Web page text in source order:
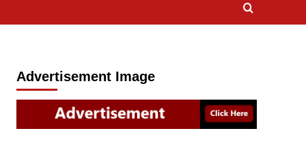
Advertisement Image